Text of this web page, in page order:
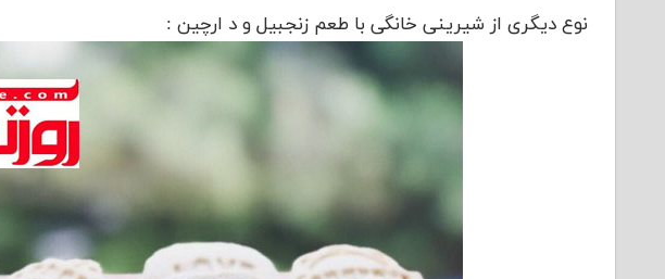
نوع دیگری از شیرینی خانگی با طعم زنجبیل و د ارچین :